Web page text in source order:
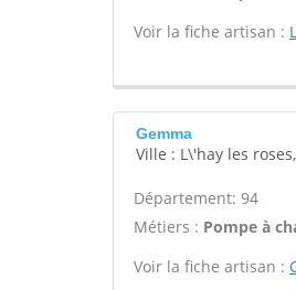
Voir la fiche artisan :
Gemma
Ville : L\'hay les
Département: 94
Métiers : Pompe à
Voir la fiche artisan :